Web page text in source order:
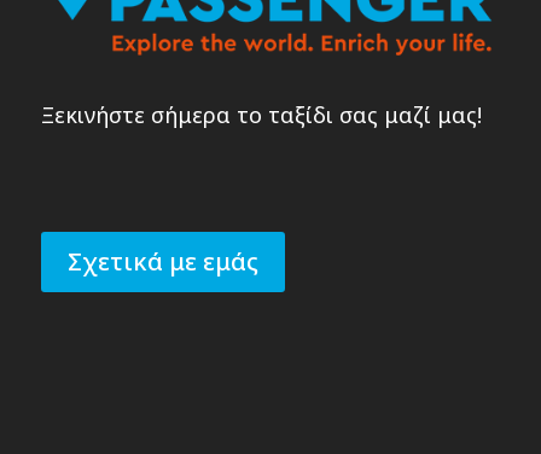
Ξεκινήστε σήμερα το ταξίδι σας μαζί μας!
Σχετικά με εμάς